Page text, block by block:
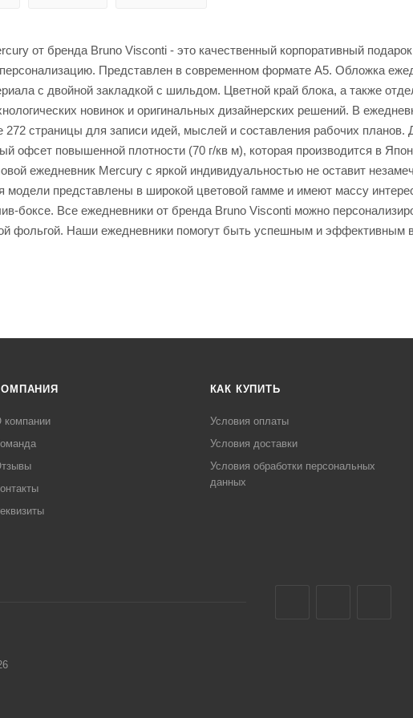
от бренда Bruno Visconti - это качественный корпоративный
Представлен в современном формате А5. Обложка
с двойной закладкой с шильдом. Цветной край блока, а также
новинок и оригинальных дизайнерских решений. В
страницы для записи идей, мыслей и составления рабочих планов.
офсет повышенной плотности (70 г/кв м), которая производится в
ежедневник Mercury с яркой индивидуальностью не оставит
представлены в широкой цветовой гамме и имеют массу
боксе. Все ежедневники от бренда Bruno Visconti можно
фольгой. Наши ежедневники помогут быть успешным и эффективным
компании
КАК КУПИТЬ
Условия оплаты
Условия доставки
Условия обработки персональных
данных